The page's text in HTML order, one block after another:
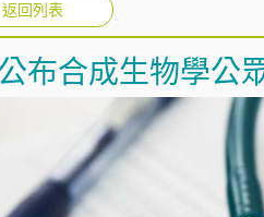
返回列表
布合成生物學公